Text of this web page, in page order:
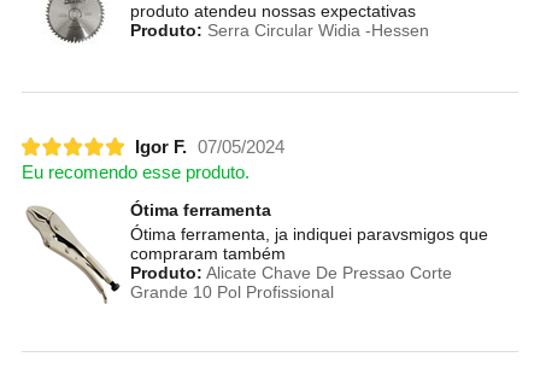
produto atendeu nossas expectativas
Produto: Serra Circular Widia -Hessen
Igor F. 07/05/2024
Eu recomendo esse produto.
Ótima ferramenta
Ótima ferramenta, ja indiquei paravsmigos que
compraram também
Produto: Alicate Chave De Pressao Corte
Grande 10 Pol Profissional